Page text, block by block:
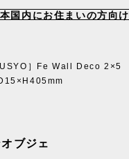
国内にお住まいの方向け
］Fe Wall Deco 2×5
ブジェ